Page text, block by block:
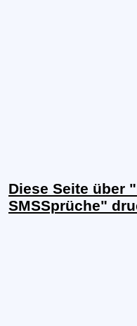
Diese Seite über
SMSSprüche"